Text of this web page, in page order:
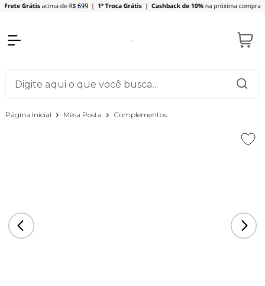
Página Inicial Mesa Posta Complementos